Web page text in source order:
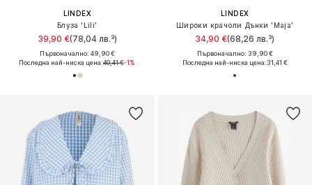
LINDEX
Блуза 'Lili'
39,90 €(78,04 лв.³)
Първоначално: 49,90 €
Последна най-ниска цена:40,41 €-1%
LINDEX
Широки крачоли Дънки 'Maja'
34,90 €(68,26 лв.³)
Първоначално: 39,90 €
Последна най-ниска цена:31,41 €